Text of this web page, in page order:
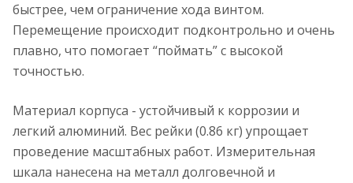
быстрее, чем ограничение хода винтом.
Перемещение происходит подконтрольно и очень
плавно, что помогает “поймать” с высокой
точностью.
Материал корпуса - устойчивый к коррозии и
легкий алюминий. Вес рейки (0.86 кг) упрощает
проведение масштабных работ. Измерительная
шкала нанесена на металл долговечной и